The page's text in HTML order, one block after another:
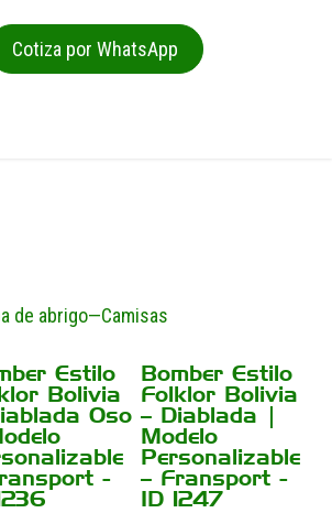
Cotiza por WhatsApp
de abrigo—Camisas
Estilo
Bolivia
Oso
-
¡Nuevo!
Bomber Estilo
Folklor Bolivia
– Diablada |
Modelo
Personalizable
– Fransport -
ID 1247